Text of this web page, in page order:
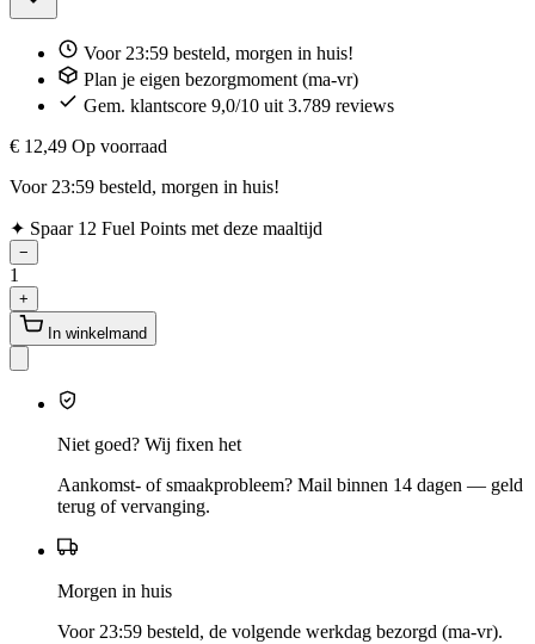
Voor 23:59 besteld, morgen in huis!
Plan je eigen bezorgmoment (ma-vr)
Gem. klantscore 9,0/10 uit 3.789 reviews
€ 12,49 Op voorraad
Voor 23:59 besteld, morgen in huis!
✦ Spaar 12 Fuel Points met deze maaltijd
−
1
+
In winkelmand
Niet goed? Wij fixen het
Aankomst- of smaakprobleem? Mail binnen 14 dagen — geld
terug of vervanging.
Morgen in huis
Voor 23:59 besteld, de volgende werkdag bezorgd (ma-vr).